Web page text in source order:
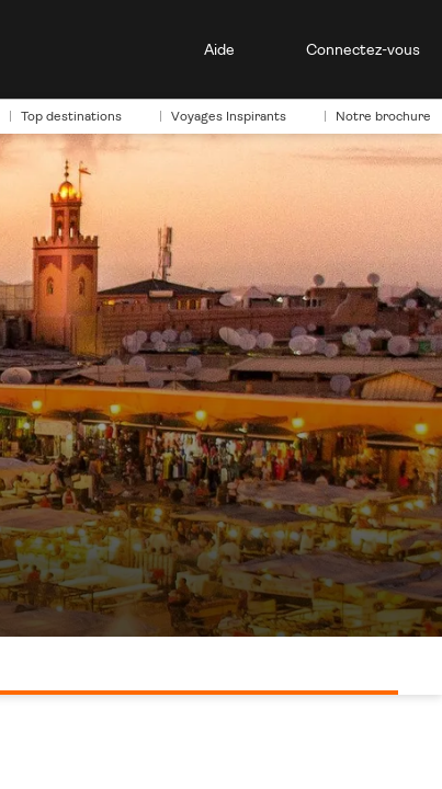
Aide Connectez-vous
Top destinations Voyages Inspirants Notre brochure